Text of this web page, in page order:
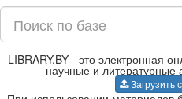
LIBRARY.BY - это электронная
научные и литературные
Загрузить